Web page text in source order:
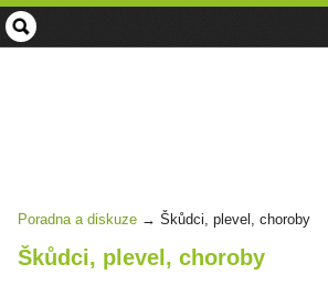
Zahrada
-
Poradna a diskuze → Škůdci, plevel, choroby
Škůdci, plevel, choroby